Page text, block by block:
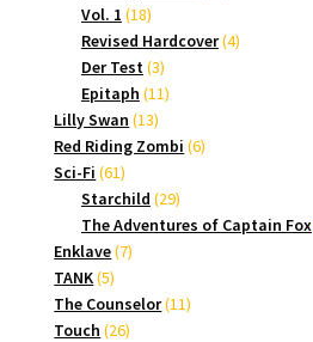
Vol. 1 1818
Produkte
Revised Hardcover 44
Der Test 33
Produkte
Epitaph 1111
Lilly Swan 1313
Produkte
Red Riding Zombi 66
Sci-Fi 6161
Produkte
Starchild 2929
Produkte
The Adventures of Captain Fox
Enklave 77
TANK 55
Produkte
The Counselor 1111
Touch 2626